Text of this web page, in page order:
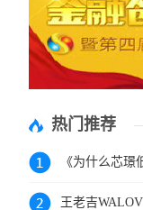
热门推荐
《为什么芯
王老吉